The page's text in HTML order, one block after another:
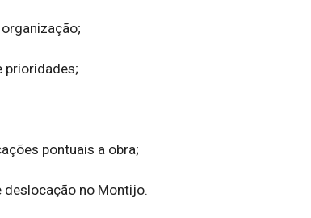
prioridades;
pontuais a obra;
deslocação no Montijo.